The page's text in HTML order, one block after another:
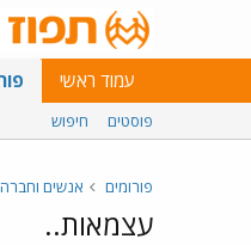
עמוד ראשי
פוסטים חיפוש
פורומים אנשים וחברה
עצמאות..